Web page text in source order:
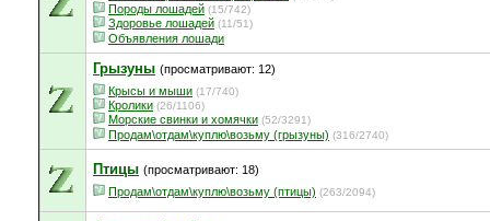
Породы лошадей (15/742)
Здоровье лошадей (11/51)
Объявления лошади
Грызуны (просматривают: 12)
Крысы и мыши (17/740)
Кролики (26/1106)
Морские свинки и хомячки (52/3291)
Продам\отдам\куплю\возьму (грызуны) (316/2740)
Птицы (просматривают: 18)
Продам\отдам\куплю\возьму (птицы) (263/2094)